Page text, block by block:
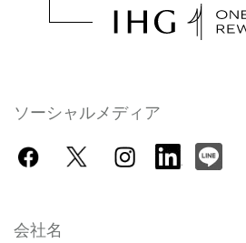
ソーシャルメディア
会社名